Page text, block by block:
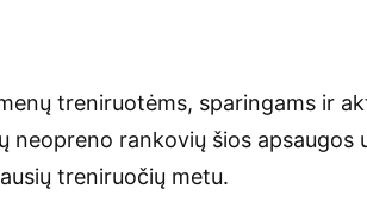
treniruotėms, sparingams ir
neopreno rankovių šios apsaugos
treniruočių metu.